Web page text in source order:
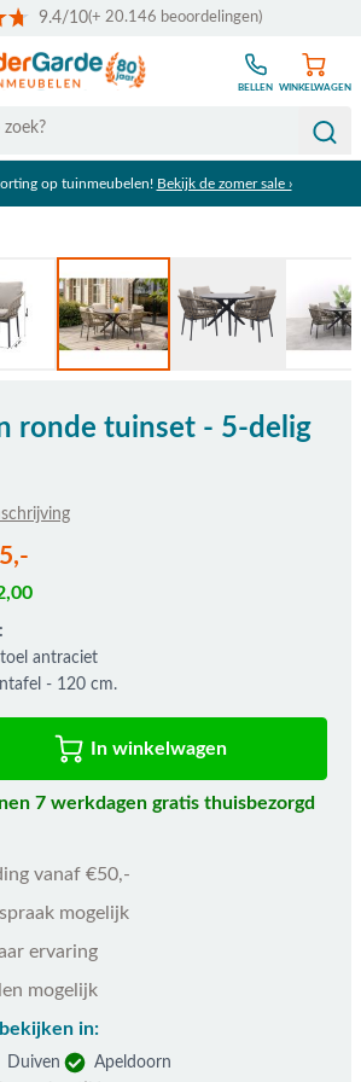
9.4/10(+ 20.146 beoordelingen)
BELLEN WINKELWAGEN
op tuinmeubelen! Bekijk de zomer sale ›
ronde tuinset - 5-delig
antraciet
- 120 cm.
In winkelwagen
7 werkdagen gratis thuisbezorgd
vanaf €50,-
mogelijk
ervaring
mogelijk
in:
Duiven
Apeldoorn